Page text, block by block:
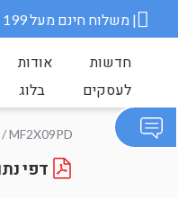
משלוח חינם מעל 199 ש״ח והזמנה בתיאום מראש ||| מס' ספק משרד הבטחון 11006845 |
אודות
חדשות
בלוג
לעסקים
/ MF2X09PD